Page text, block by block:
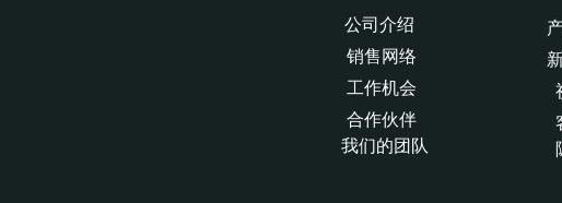
公司介绍
销售网络
工作机会
合作伙伴
我们的团队